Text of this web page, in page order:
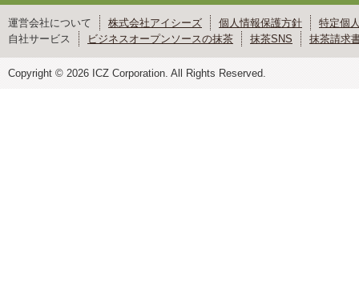
運営会社について 株式会社アイシーズ 個人情報保護方針
特定個
自社サービス
ビジネスオープンソースの抹茶 抹茶SNS 抹茶請求
Copyright © 2026 ICZ Corporation. All Rights Reserved.